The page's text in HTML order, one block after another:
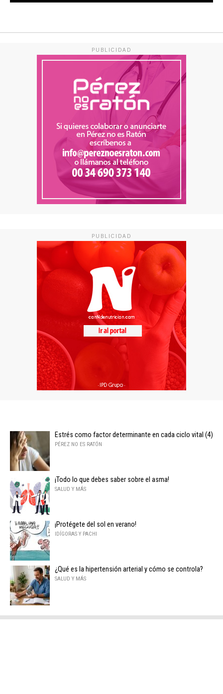
PUBLICIDAD
PUBLICIDAD
Estrés como factor determinante en cada ciclo vital (4)
PÉREZ NO ES RATÓN
¡Todo lo que debes saber sobre el asma!
SALUD Y MÁS
¡Protégete del sol en verano!
IDÍGORAS Y PACHI
¿Qué es la hipertensión arterial y cómo se controla?
SALUD Y MÁS